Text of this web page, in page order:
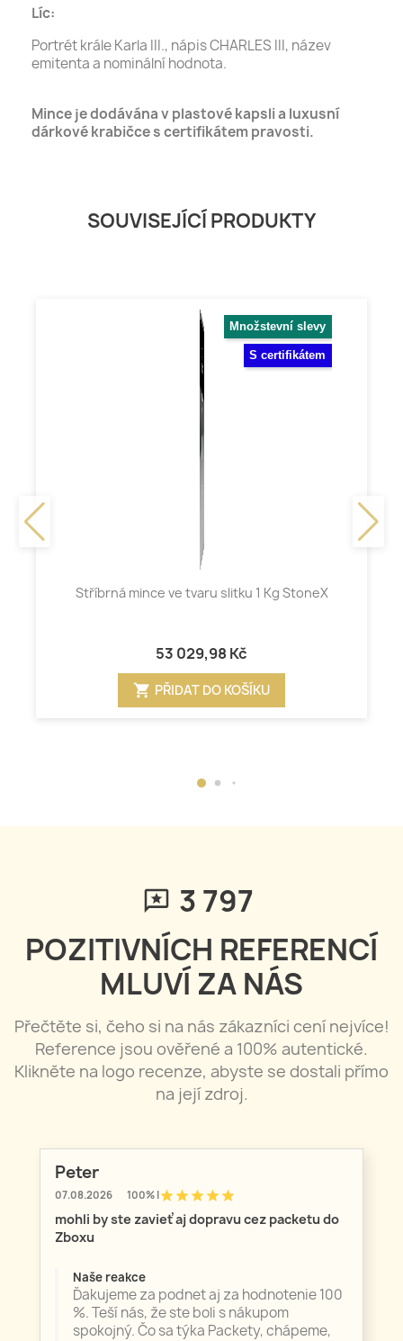
Líc:
Portrét krále Karla III., nápis CHARLES III, název
emitenta a nominální hodnota.
Mince je dodávána v plastové kapsli a luxusní
dárkové krabičce s certifikátem pravosti.
SOUVISEJÍCÍ PRODUKTY
Množstevní slevy
S certifikátem
Stříbrná mince ve tvaru slitku 1 Kg StoneX
53 029,98 Kč
shopping_cart PŘIDAT DO KOŠÍKU
3 797
POZITIVNÍCH REFERENCÍ
MLUVÍ ZA NÁS
Přečtěte si, čeho si na nás zákazníci cení nejvíce!
Reference jsou ověřené a 100% autentické.
Klikněte na logo recenze, abyste se dostali přímo
na její zdroj.
Peter
07.08.2026 100% |starstarstarstarstar
mohli by ste zavieť aj dopravu cez packetu do
Zboxu
Naše reakce
Ďakujeme za podnet aj za hodnotenie 100
%. Teší nás, že ste boli s nákupom
spokojný. Čo sa týka Packety, chápeme,